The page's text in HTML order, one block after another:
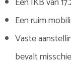
Een ruim
Vaste
bevalt